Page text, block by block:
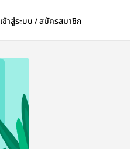
เข้าสู่ระบบ / สมัครสมาชิก